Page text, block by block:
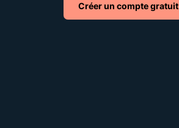
Créer un compte gratuit